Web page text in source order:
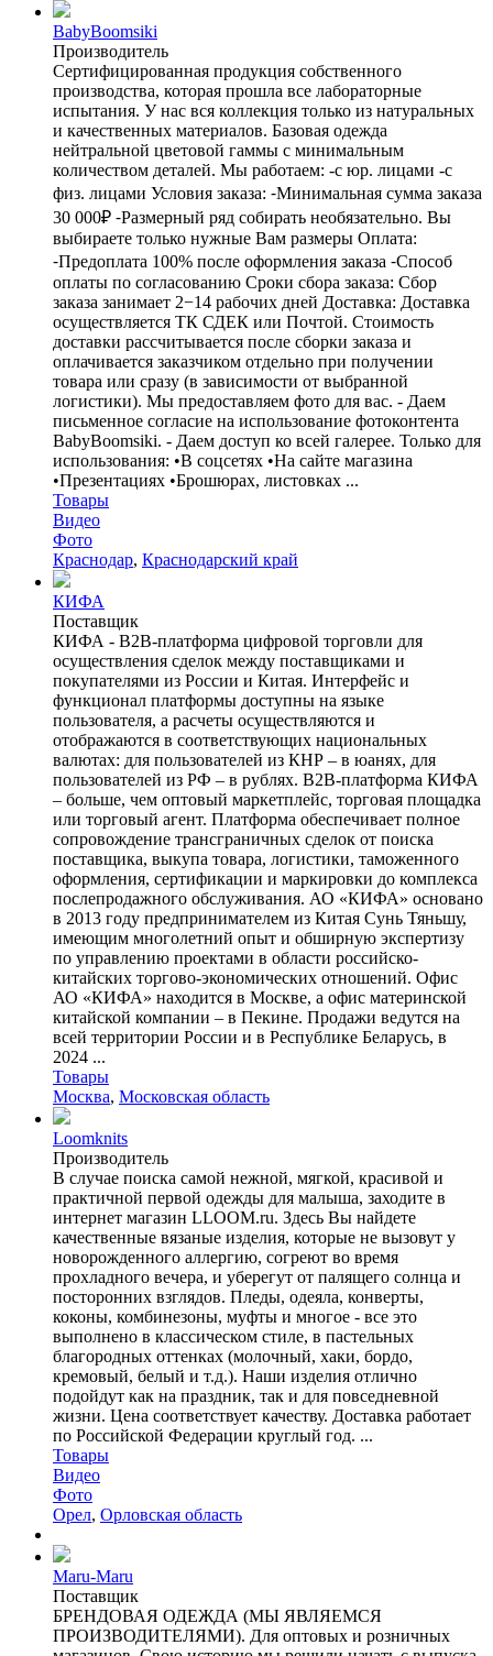
BabyBoomsiki
Производитель
Сертифицированная продукция собственного
производства, которая прошла все лабораторные
испытания. У нас вся коллекция только из натуральных
и качественных материалов. Базовая одежда
нейтральной цветовой гаммы с минимальным
количеством деталей. Мы работаем: -с юр. лицами -с
физ. лицами Условия заказа: ⁃Минимальная сумма заказа
30 000₽ ⁃Размерный ряд собирать необязательно. Вы
выбираете только нужные Вам размеры Оплата:
⁃Предоплата 100% после оформления заказа ⁃Способ
оплаты по согласованию Сроки сбора заказа: Сбор
заказа занимает 2−14 рабочих дней Доставка: Доставка
осуществляется ТК СДЕК или Почтой. Стоимость
доставки рассчитывается после сборки заказа и
оплачивается заказчиком отдельно при получении
товара или сразу (в зависимости от выбранной
логистики). Мы предоставляем фото для вас. - Даем
письменное согласие на использование фотоконтента
BabyBoomsiki. - Даем доступ ко всей галерее. Только для
использования: •В соцсетях •На сайте магазина
•Презентациях •Брошюрах, листовках ...
Товары
Видео
Фото
Краснодар, Краснодарский край
КИФА
Поставщик
КИФА - B2B-платформа цифровой торговли для
осуществления сделок между поставщиками и
покупателями из России и Китая. Интерфейс и
функционал платформы доступны на языке
пользователя, а расчеты осуществляются и
отображаются в соответствующих национальных
валютах: для пользователей из КНР – в юанях, для
пользователей из РФ – в рублях. B2B-платформа КИФА
– больше, чем оптовый маркетплейс, торговая площадка
или торговый агент. Платформа обеспечивает полное
сопровождение трансграничных сделок от поиска
поставщика, выкупа товара, логистики, таможенного
оформления, сертификации и маркировки до комплекса
послепродажного обслуживания. АО «КИФА» основано
в 2013 году предпринимателем из Китая Сунь Тяньшу,
имеющим многолетний опыт и обширную экспертизу
по управлению проектами в области российско-
китайских торгово-экономических отношений. Офис
АО «КИФА» находится в Москве, а офис материнской
китайской компании – в Пекине. Продажи ведутся на
всей территории России и в Республике Беларусь, в
2024 ...
Товары
Москва, Московская область
Loomknits
Производитель
В случае поиска самой нежной, мягкой, красивой и
практичной первой одежды для малыша, заходите в
интернет магазин LLOOM.ru. Здесь Вы найдете
качественные вязаные изделия, которые не вызовут у
новорожденного аллергию, согреют во время
прохладного вечера, и уберегут от палящего солнца и
посторонних взглядов. Пледы, одеяла, конверты,
коконы, комбинезоны, муфты и многое - все это
выполнено в классическом стиле, в пастельных
благородных оттенках (молочный, хаки, бордо,
кремовый, белый и т.д.). Наши изделия отлично
подойдут как на праздник, так и для повседневной
жизни. Цена соответствует качеству. Доставка работает
по Российской Федерации круглый год. ...
Товары
Видео
Фото
Орел, Орловская область
Maru-Maru
Поставщик
БРЕНДОВАЯ ОДЕЖДА (МЫ ЯВЛЯЕМСЯ
ПРОИЗВОДИТЕЛЯМИ). Для оптовых и розничных